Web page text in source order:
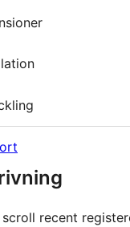
recent